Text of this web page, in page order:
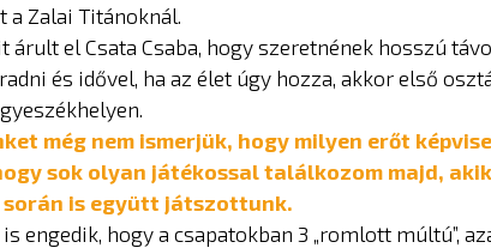
a Zalai Titánoknál.
árult el Csata Csaba, hogy szeretnének hosszú
és idővel, ha az élet úgy hozza, akkor első
még nem ismerjük, hogy milyen erőt
sok olyan játékossal találkozom majd,
is együtt játszottunk.
engedik, hogy a csapatokban 3 „romlott múltú”,